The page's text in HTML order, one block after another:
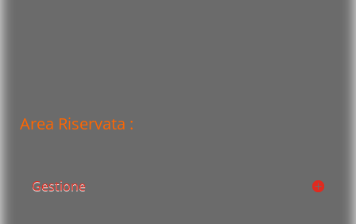
Area Riservata :
Gestione